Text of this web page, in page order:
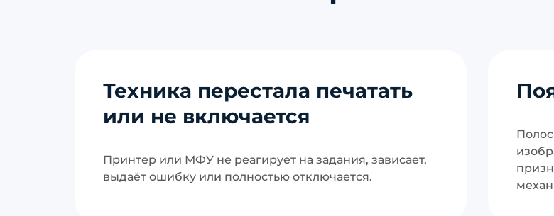
Техника перестала печатать
или не включается
Принтер или МФУ не реагирует на задания, зависает,
выдаёт ошибку или полностью отключается.